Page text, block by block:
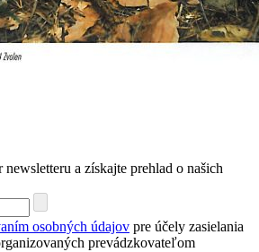
newsletteru a získajte prehlad o našich
osobných údajov pre účely zasielania
prevádzkovateľom